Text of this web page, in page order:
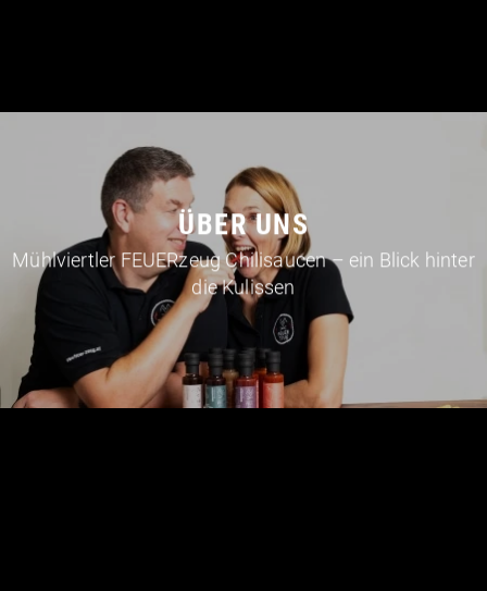
ÜBER UNS
Mühlviertler FEUERzeug Chilisaucen – ein Blick hinter
die Kulissen